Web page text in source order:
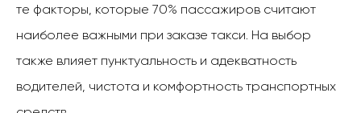
те факторы, которые 70% пассажиров считают
наиболее важными при заказе такси. На выбор
также влияет пунктуальность и адекватность
водителей, чистота и комфортность транспортных